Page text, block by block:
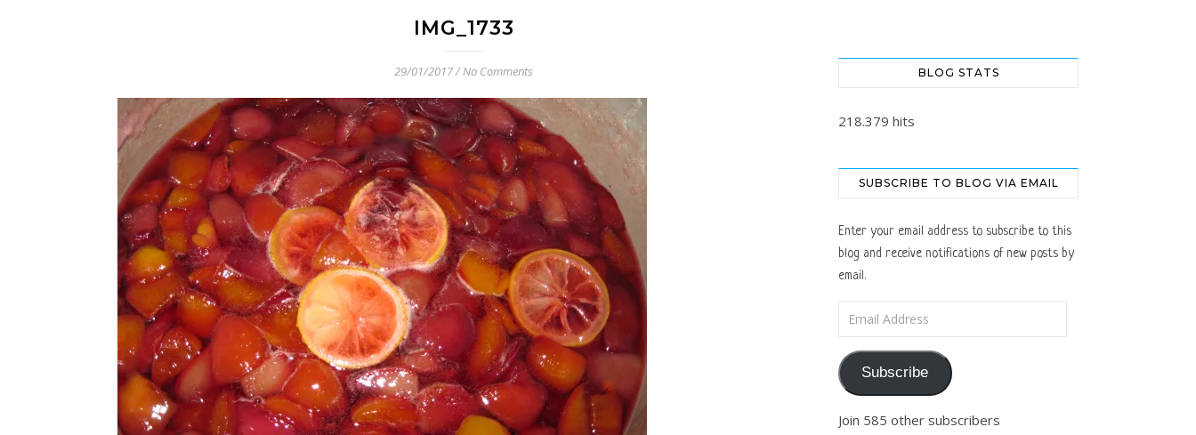
IMG_1733
29/01/2017/No Comments BLOG STATS
218.379 hits
SUBSCRIBE TO BLOG VIA EMAIL
Enter your email address to subscribe to this
blog and receive notifications of new posts by
email.
Subscribe
Join 585 other subscribers